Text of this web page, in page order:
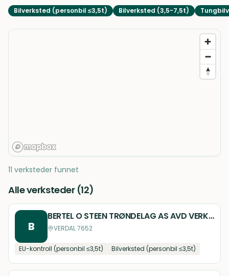
Bilverksted (personbil ≤3,5t) Bilverksted (3,5-7,5t)
11 verksteder funnet
Alle verksteder (12)
B
BERTEL O STEEN TRØNDELAG AS AVD VERKSTED VERDAL
VERDAL 7652
EU-kontroll (personbil ≤3,5t) Bilverksted (personbil ≤3,5t)